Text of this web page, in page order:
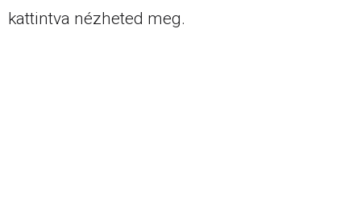
kattintva nézheted meg.